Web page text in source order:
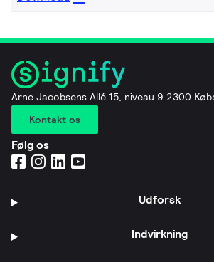
Arne Jacobsens Allé 15, niveau 9 2300
Kontakt os
Følg os
Udforsk
Indvirkning